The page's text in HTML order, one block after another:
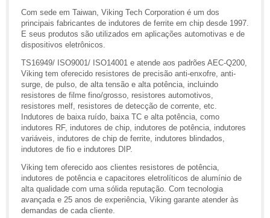
Com sede em Taiwan, Viking Tech Corporation é um dos
principais fabricantes de indutores de ferrite em chip desde 1997.
E seus produtos são utilizados em aplicações automotivas e de
dispositivos eletrônicos.
TS16949/ ISO9001/ ISO14001 e atende aos padrões AEC-Q200,
Viking tem oferecido resistores de precisão anti-enxofre, anti-
surge, de pulso, de alta tensão e alta potência, incluindo
resistores de filme fino/grosso, resistores automotivos,
resistores melf, resistores de detecção de corrente, etc.
Indutores de baixa ruído, baixa TC e alta potência, como
indutores RF, indutores de chip, indutores de potência, indutores
variáveis, indutores de chip de ferrite, indutores blindados,
indutores de fio e indutores DIP.
Viking tem oferecido aos clientes resistores de potência,
indutores de potência e capacitores eletrolíticos de alumínio de
alta qualidade com uma sólida reputação. Com tecnologia
avançada e 25 anos de experiência, Viking garante atender às
demandas de cada cliente.